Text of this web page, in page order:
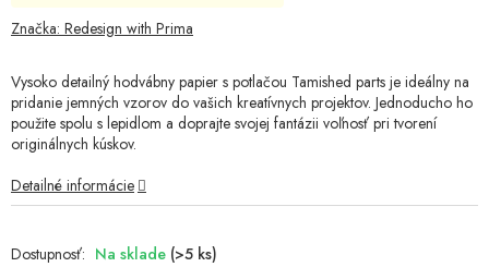
Na sklade (>5 ks)
Vysoko detailný hodvábny papier s potlačou Tamished parts je ideálny na
pridanie jemných vzorov do vašich kreatívnych projektov. Jednoducho ho
použite spolu s lepidlom a doprajte svojej fantázii voľnosť pri tvorení
originálnych kúskov.
Detailné informácie
produktu
z
5
hviezdičiek.
Značka: Redesign with Prima